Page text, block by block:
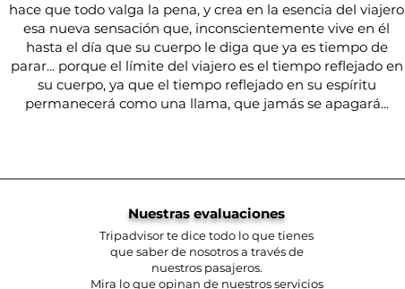
hace que todo valga la pena, y crea en la esencia del viajero
esa nueva sensación que, inconscientemente vive en él
hasta el día que su cuerpo le diga que ya es tiempo de
parar... porque el límite del viajero es el tiempo reflejado en
su cuerpo, ya que el tiempo reflejado en su espíritu
permanecerá como una llama, que jamás se apagará...
Nuestras evaluaciones
Tripadvisor te dice todo lo que tienes
que saber de nosotros a través de
nuestros pasajeros.
Mira lo que opinan de nuestros servicios